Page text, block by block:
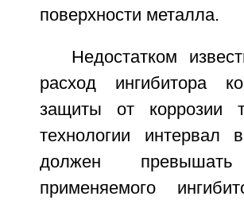
поверхности металла.
Недостатком
расход ингибитора
защиты от коррозии
технологии
должен превышать
применяемого